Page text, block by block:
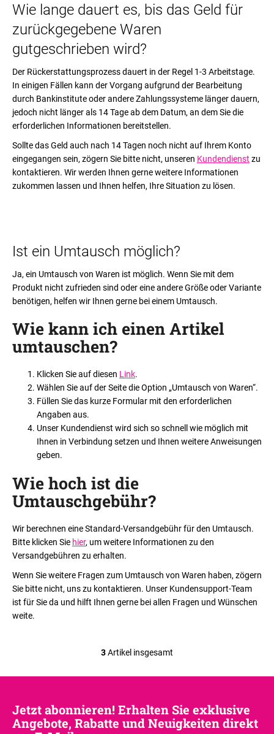
Wie lange dauert es, bis das Geld für
zurückgegebene Waren
gutgeschrieben wird?
Der Rückerstattungsprozess dauert in der Regel 1-3 Arbeitstage.
In einigen Fällen kann der Vorgang aufgrund der Bearbeitung
durch Bankinstitute oder andere Zahlungssysteme länger dauern,
jedoch nicht länger als 14 Tage ab dem Datum, an dem Sie die
erforderlichen Informationen bereitstellen.
Sollte das Geld auch nach 14 Tagen noch nicht auf Ihrem Konto
eingegangen sein, zögern Sie bitte nicht, unseren Kundendienst zu
kontaktieren. Wir werden Ihnen gerne weitere Informationen
zukommen lassen und Ihnen helfen, Ihre Situation zu lösen.
Ist ein Umtausch möglich?
Ja, ein Umtausch von Waren ist möglich. Wenn Sie mit dem
Produkt nicht zufrieden sind oder eine andere Größe oder Variante
benötigen, helfen wir Ihnen gerne bei einem Umtausch.
Wie kann ich einen Artikel
umtauschen?
Klicken Sie auf diesen Link.
Wählen Sie auf der Seite die Option „Umtausch von Waren“.
Füllen Sie das kurze Formular mit den erforderlichen
Angaben aus.
Unser Kundendienst wird sich so schnell wie möglich mit
Ihnen in Verbindung setzen und Ihnen weitere Anweisungen
geben.
Wie hoch ist die
Umtauschgebühr?
Wir berechnen eine Standard-Versandgebühr für den Umtausch.
Bitte klicken Sie hier, um weitere Informationen zu den
Versandgebühren zu erhalten.
Wenn Sie weitere Fragen zum Umtausch von Waren haben, zögern
Sie bitte nicht, uns zu kontaktieren. Unser Kundensupport-Team
ist für Sie da und hilft Ihnen gerne bei allen Fragen und Wünschen
weite.
S
e
r
3Artikel insgesamt
W
i
r
e
p
f
e
h
l
e
n
Jetzt abonnieren! Erhalten Sie exklusive
Angebote, Rabatte und Neuigkeiten direkt